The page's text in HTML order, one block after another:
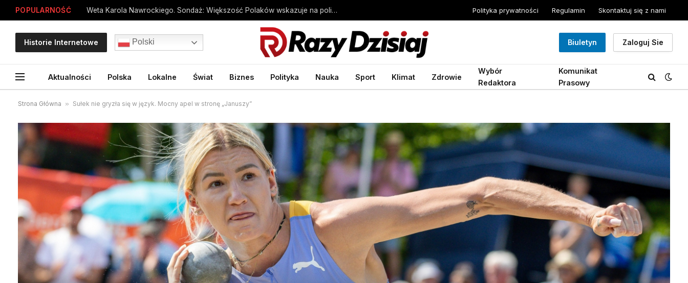
POPULARNOŚĆ Weta Karola Nawrockiego. Sondaż: Większość Polaków wskazuje na polityczne pobudki Polityka prywatności Regulamin Skontaktuj się z nami
Historie Internetowe Polski Biuletyn Zaloguj Sie
Aktualności Polska Lokalne Świat Biznes Polityka Nauka Sport Klimat Zdrowie
Wybór
Redaktora
Komunikat
Prasowy
Strona Główna » Sułek nie gryzła się w język. Mocny apel w stronę „Januszy”